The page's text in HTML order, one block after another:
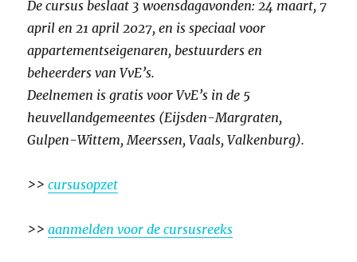
De cursus beslaat 3 woensdagavonden: 24 maart, 7
april en 21 april 2027, en is speciaal voor
appartementseigenaren, bestuurders en
beheerders van VvE’s.
Deelnemen is gratis voor VvE’s in de 5
heuvellandgemeentes (Eijsden-Margraten,
Gulpen-Wittem, Meerssen, Vaals, Valkenburg).
>>cursusopzet
>>aanmelden voor de cursusreeks